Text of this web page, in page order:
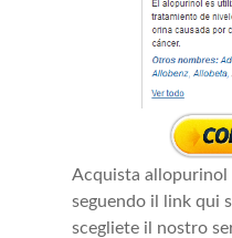
Acquista
seguendo il link qui
scegliete il nostro